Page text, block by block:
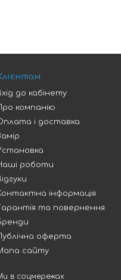
до кабінету
компанію
і доставка
роботи
інформація
та повернення
оферта
сайту
в соцмережах